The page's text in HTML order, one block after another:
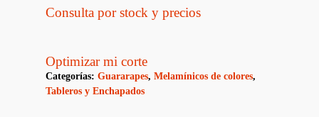
Consulta por stock y precios
Optimizar mi corte
Categorías: Guararapes, Melamínicos de colores,
Tableros y Enchapados